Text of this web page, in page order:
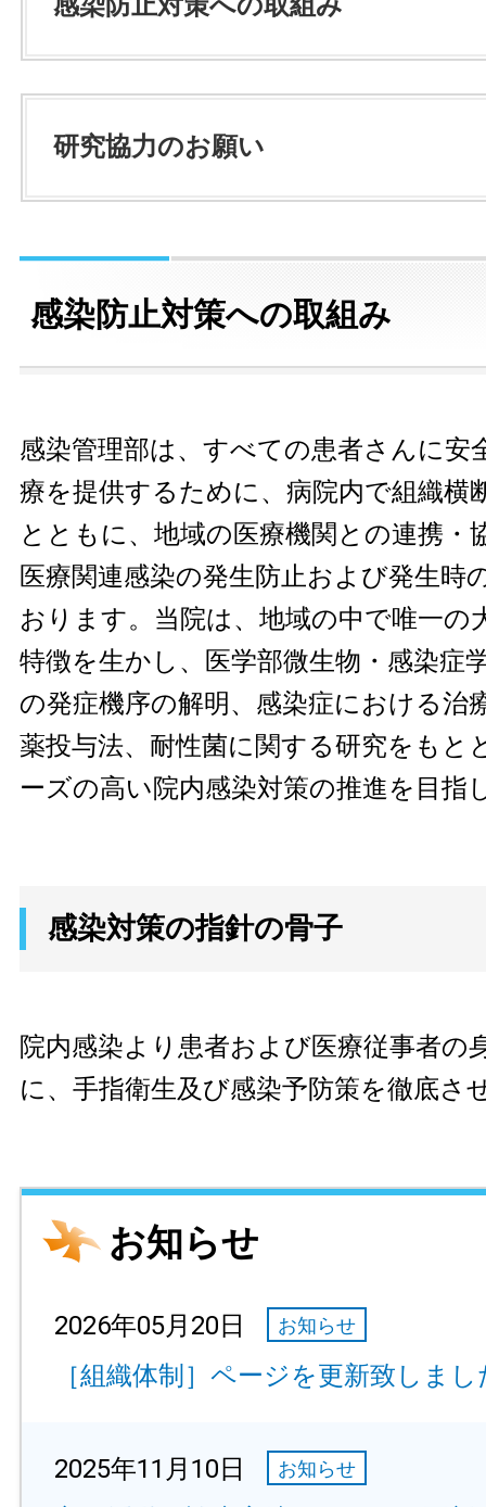
研究協力のお願い
感染防止対策への取組み
感染管理部は、すべての患者さんに安
療を提供するために、病院内で組織横
とともに、地域の医療機関との連携・
医療関連感染の発生防止および発生時
おります。当院は、地域の中で唯一の
特徴を生かし、医学部微生物・感染症
の発症機序の解明、感染症における治
薬投与法、耐性菌に関する研究をもと
ーズの高い院内感染対策の推進を目指
感染対策の指針の骨子
院内感染より患者および医療従事者の
に、手指衛生及び感染予防策を徹底さ
お知らせ
2026年05月20日 お知らせ
［組織体制］ページを更新致しまし
2025年11月10日 お知らせ